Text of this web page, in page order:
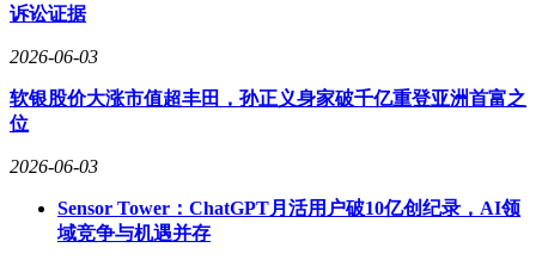
据知情人士透露，该项目已启动核心团队招募，重点吸引兼具
商业理解与技术能力的复合型人才。区别于纯技术驱动的创业
种差异化优势在当下激烈的技术竞争中显得尤为关键。其研发
方向若能成功落地，或将为电商平台、品牌企业及实体经济提
阿里近期频繁的组织优化正催生新的技术创业潮。继多位高管
离职后，张凯夫的转型被视为AI技术从通用能力向行业纵深
渗透的典型案例。这位兼具电商基因与AI视野的创业者，能
诉讼证据
2026-06-03
软银股价大涨市值超丰田，孙正义身家破千亿重登亚洲首富之
位
2026-06-03
Sensor Tower：ChatGPT月活用户破10亿创纪录，AI领
域竞争与机遇并存